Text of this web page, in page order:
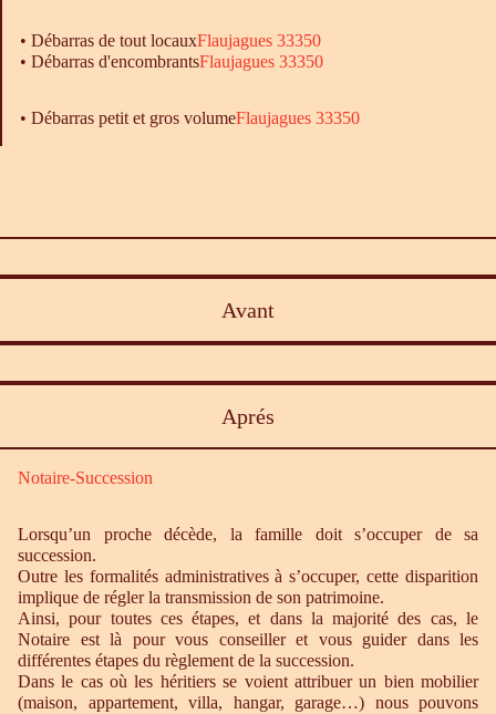
• Débarras de tout locauxFlaujagues 33350
• Débarras d'encombrantsFlaujagues 33350
• Débarras petit et gros volumeFlaujagues 33350
Avant
Aprés
Notaire-Succession
Lorsqu’un proche décède, la famille doit s’occuper de sa
succession.
Outre les formalités administratives à s’occuper, cette disparition
implique de régler la transmission de son patrimoine.
Ainsi, pour toutes ces étapes, et dans la majorité des cas, le
Notaire est là pour vous conseiller et vous guider dans les
différentes étapes du règlement de la succession.
Dans le cas où les héritiers se voient attribuer un bien mobilier
(maison, appartement, villa, hangar, garage…) nous pouvons